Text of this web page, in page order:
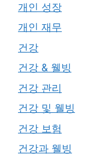
개인 성장
개인 재무
건강
건강 & 웰빙
건강 관리
건강 및 웰빙
건강 보험
건강과 웰빙